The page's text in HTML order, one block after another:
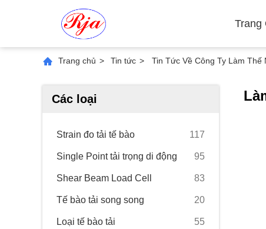
Trang
Trang chủ > Tin tức > Tin Tức Về Công Ty Làm
Các loại
Strain đo tải tế bào 117
Single Point tải trọng di động 95
Shear Beam Load Cell 83
Tế bào tải song song 20
Loại tế bào tải 55